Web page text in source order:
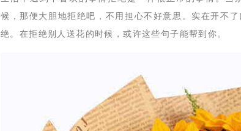
候，那便大胆地拒绝吧，不用担心不好意思。实在开不
绝。在拒绝别人送花的时候，或许这些句子能帮到你。